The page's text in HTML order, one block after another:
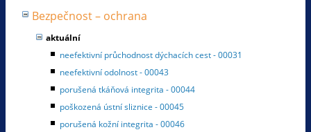
Bezpečnost – ochrana
aktuální
neefektivní průchodnost dýchacích cest - 00031
neefektivní odolnost - 00043
porušená tkáňová integrita - 00044
poškozená ústní sliznice - 00045
porušená kožní integrita - 00046